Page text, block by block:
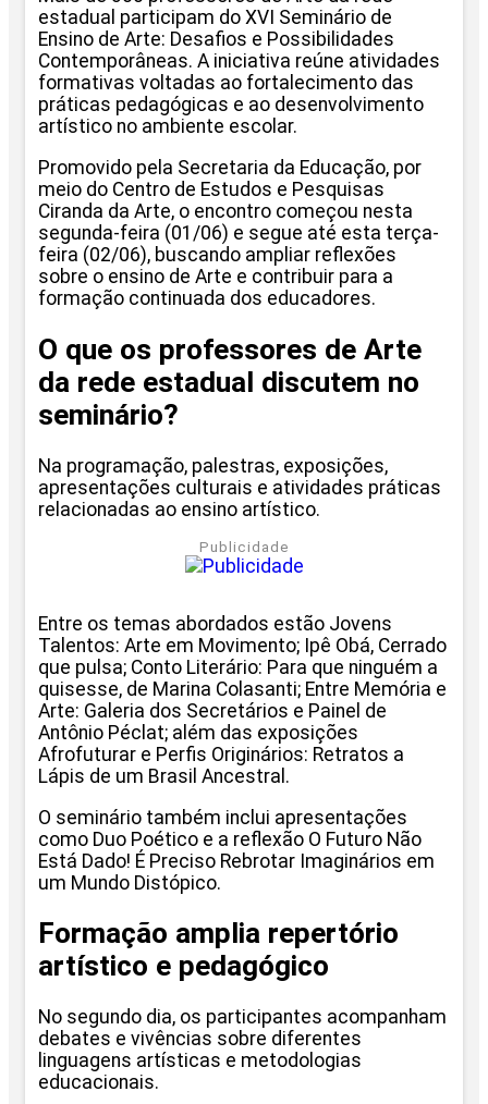
estadual participam do XVI Seminário de
Ensino de Arte: Desafios e Possibilidades
Contemporâneas. A iniciativa reúne atividades
formativas voltadas ao fortalecimento das
práticas pedagógicas e ao desenvolvimento
artístico no ambiente escolar.
Promovido pela Secretaria da Educação, por
meio do Centro de Estudos e Pesquisas
Ciranda da Arte, o encontro começou nesta
segunda-feira (01/06) e segue até esta terça-
feira (02/06), buscando ampliar reflexões
sobre o ensino de Arte e contribuir para a
formação continuada dos educadores.
O que os professores de Arte
da rede estadual discutem no
seminário?
Na programação, palestras, exposições,
apresentações culturais e atividades práticas
relacionadas ao ensino artístico.
Publicidade
Entre os temas abordados estão Jovens
Talentos: Arte em Movimento; Ipê Obá, Cerrado
que pulsa; Conto Literário: Para que ninguém a
quisesse, de Marina Colasanti; Entre Memória e
Arte: Galeria dos Secretários e Painel de
Antônio Péclat; além das exposições
Afrofuturar e Perfis Originários: Retratos a
Lápis de um Brasil Ancestral.
O seminário também inclui apresentações
como Duo Poético e a reflexão O Futuro Não
Está Dado! É Preciso Rebrotar Imaginários em
um Mundo Distópico.
Formação amplia repertório
artístico e pedagógico
No segundo dia, os participantes acompanham
debates e vivências sobre diferentes
linguagens artísticas e metodologias
educacionais.